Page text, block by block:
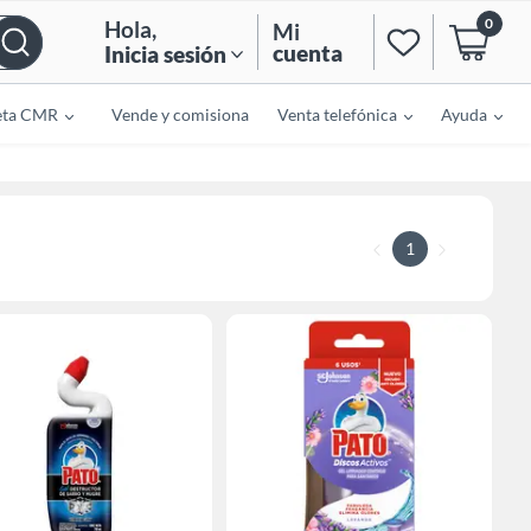
Hola,
Inicia sesión
Mi
cuenta
0
CMR Vende y comisiona Venta telefónica Ayuda
1